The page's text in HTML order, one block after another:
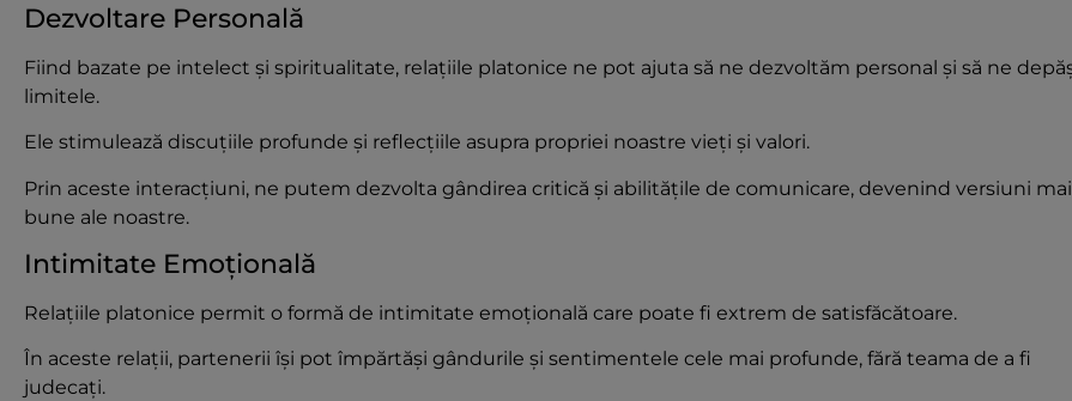
Dezvoltare Personală
Fiind bazate pe intelect și spiritualitate, relațiile platonice ne pot ajuta să ne dezvoltăm personal și să ne
limitele.
Ele stimulează discuțiile profunde și reflecțiile asupra propriei noastre vieți și valori.
Prin aceste interacțiuni, ne putem dezvolta gândirea critică și abilitățile de comunicare, devenind versiuni mai
bune ale noastre.
Intimitate Emoțională
Relațiile platonice permit o formă de intimitate emoțională care poate fi extrem de satisfăcătoare.
În aceste relații, partenerii își pot împărtăși gândurile și sentimentele cele mai profunde, fără teama de a fi
judecați.